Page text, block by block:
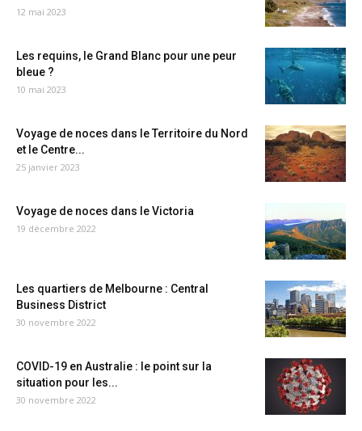
12 mai 2023
Les requins, le Grand Blanc pour une peur
bleue ?
10 mai 2023
Voyage de noces dans le Territoire du Nord
et le Centre...
25 janvier 2023
Voyage de noces dans le Victoria
19 décembre 2022
Les quartiers de Melbourne : Central
Business District
30 novembre 2022
COVID-19 en Australie : le point sur la
situation pour les...
30 novembre 2022